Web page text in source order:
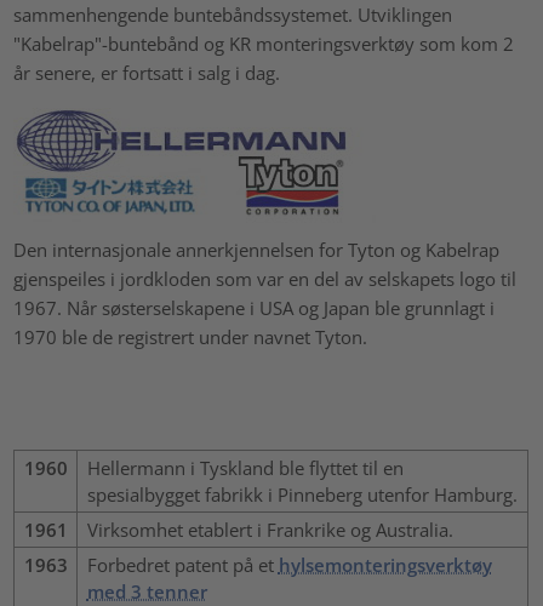
sammenhengende buntebåndssystemet. Utviklingen
"Kabelrap"-buntebånd og KR monteringsverktøy som kom 2
år senere, er fortsatt i salg i dag.
Den internasjonale annerkjennelsen for Tyton og Kabelrap
gjenspeiles i jordkloden som var en del av selskapets logo til
1967. Når søsterselskapene i USA og Japan ble grunnlagt i
1970 ble de registrert under navnet Tyton.
1960
Hellermann i Tyskland ble flyttet til en
spesialbygget fabrikk i Pinneberg utenfor Hamburg.
1961
Virksomhet etablert i Frankrike og Australia.
1963
Forbedret patent på et hylsemonteringsverktøy
med 3 tenner